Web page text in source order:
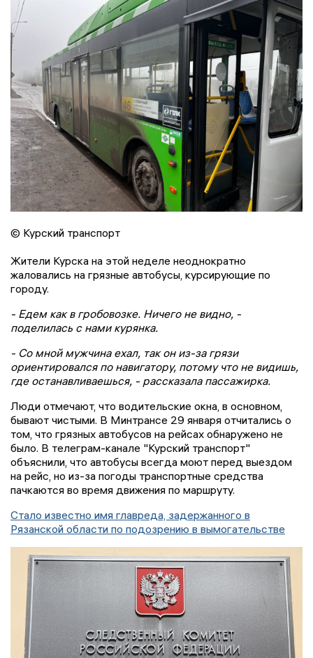
© Курский транспорт
Жители Курска на этой неделе неоднократно
жаловались на грязные автобусы, курсирующие по
городу.
- Едем как в гробовозке. Ничего не видно, -
поделилась с нами курянка.
- Со мной мужчина ехал, так он из-за грязи
ориентировался по навигатору, потому что не видишь,
где останавливаешься, - рассказала пассажирка.
Люди отмечают, что водительские окна, в основном,
бывают чистыми. В Минтрансе 29 января отчитались о
том, что грязных автобусов на рейсах обнаружено не
было. В телеграм-канале "Курский транспорт"
объяснили, что автобусы всегда моют перед выездом
на рейс, но из-за погоды транспортные средства
пачкаются во время движения по маршруту.
Стало известно имя главреда, задержанного в
Рязанской области по подозрению в вымогательстве